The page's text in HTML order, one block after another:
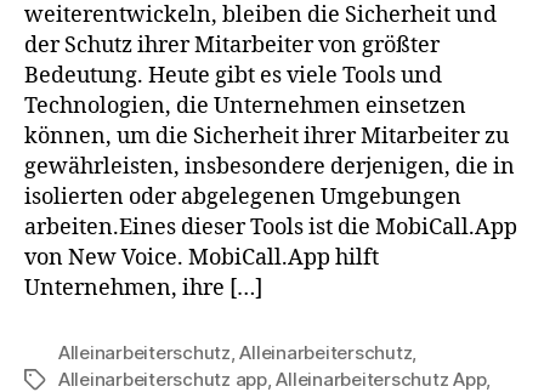
weiterentwickeln, bleiben die Sicherheit und
der Schutz ihrer Mitarbeiter von größter
Bedeutung. Heute gibt es viele Tools und
Technologien, die Unternehmen einsetzen
können, um die Sicherheit ihrer Mitarbeiter zu
gewährleisten, insbesondere derjenigen, die in
isolierten oder abgelegenen Umgebungen
arbeiten.Eines dieser Tools ist die MobiCall.App
von New Voice. MobiCall.App hilft
Unternehmen, ihre […]
Alleinarbeiterschutz,Alleinarbeiterschutz,
Alleinarbeiterschutz app,Alleinarbeiterschutz App,